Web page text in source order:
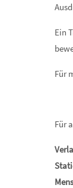
Ein
Für
Für